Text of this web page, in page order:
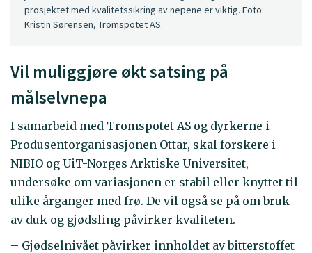
prosjektet med kvalitetssikring av nepene er viktig. Foto:
Kristin Sørensen, Tromspotet AS.
Vil muliggjøre økt satsing på
målselvnepa
I samarbeid med Tromspotet AS og dyrkerne i
Produsentorganisasjonen Ottar, skal forskere i
NIBIO og UiT-Norges Arktiske Universitet,
undersøke om variasjonen er stabil eller knyttet til
ulike årganger med frø. De vil også se på om bruk
av duk og gjødsling påvirker kvaliteten.
– Gjødselnivået påvirker innholdet av bitterstoffet